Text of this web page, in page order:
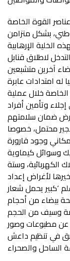
القوة الخاصة
بشكل متزامن
الخلية الإرهابية
لاطلاق قنابل
وتحييد الخطر، كما تم ضبط 4 أعضاء آخرين متشبعين
له امتدادات عابرة
خلال عملية
وتأمين أفراد
ضمان سلامتهم
محتمل، خصوصا
وجود قارورة
وسوائل كيماوية
وستة
لأغراض إعداد
‘كبير يحمل شعار
بيضاء من أحجام
وسيف من الحجم
عن مطبوعات وصور
في تنظيم داعش